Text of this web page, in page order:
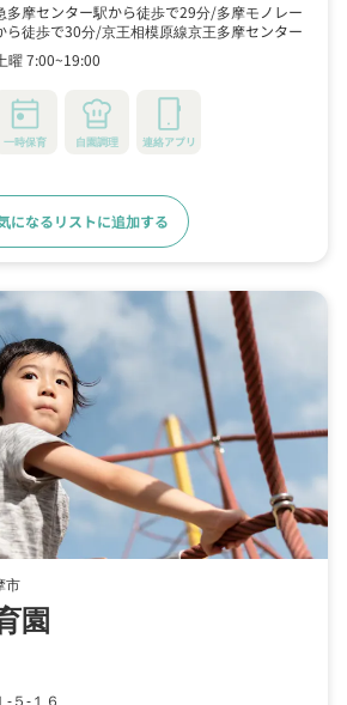
多摩センター駅から徒歩で29分 多摩モノレー
ら徒歩で30分 京王相模原線京王多摩センター
曜 7:00~19:00
一時保育 自園調理 連絡アプリ
になるリストに追加する
市
園
５‐１６